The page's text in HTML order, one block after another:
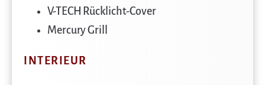
V-TECH Rücklicht-Cover
Mercury Grill
INTERIEUR